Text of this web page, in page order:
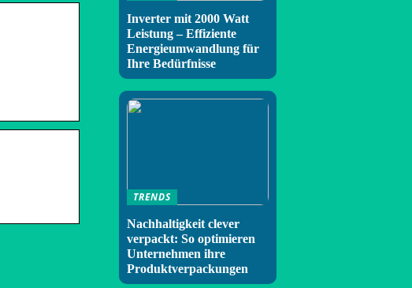
Inverter mit 2000 Watt
Leistung – Effiziente
Energieumwandlung für
Ihre Bedürfnisse
TRENDS
Nachhaltigkeit clever
verpackt: So optimieren
Unternehmen ihre
Produktverpackungen